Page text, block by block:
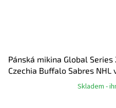
Pánská mikina Global Series
Czechia Buffalo Sabres NHL
Jersey Devils NHL Match Up
Skladem -